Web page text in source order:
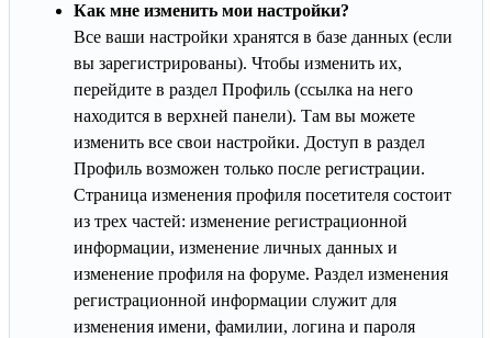
Как мне изменить мои настройки?
Все ваши настройки хранятся в базе данных (если
вы зарегистрированы). Чтобы изменить их,
перейдите в раздел Профиль (ссылка на него
находится в верхней панели). Там вы можете
изменить все свои настройки. Доступ в раздел
Профиль возможен только после регистрации.
Страница изменения профиля посетителя состоит
из трех частей: изменение регистрационной
информации, изменение личных данных и
изменение профиля на форуме. Раздел изменения
регистрационной информации служит для
изменения имени, фамилии, логина и пароля